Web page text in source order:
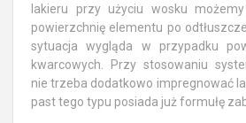
lakieru przy użyciu wosku
powierzchnię elementu po
sytuacja wygląda w przypadku
kwarcowych. Przy stosowaniu
nie trzeba dodatkowo impregnować
past tego typu posiada już formułę